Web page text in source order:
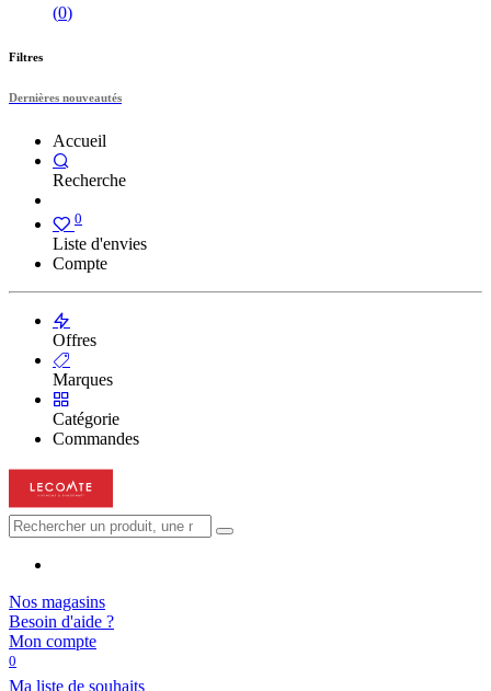
(0)
Filtres
Dernières nouveautés
Accueil
Recherche
0
Liste d'envies
Compte
Offres
Marques
Catégorie
Commandes
Nos magasins
Besoin d'aide ?
Mon compte
0
Ma liste de souhaits